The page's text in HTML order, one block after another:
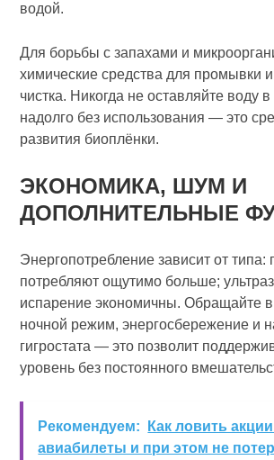
водой.
Для борьбы с запахами и
химические средства для промывки
чистка. Никогда не оставляйте воду
надолго без использования — это
развития биоплёнки.
ЭКОНОМИКА, ШУМ И
ДОПОЛНИТЕЛЬНЫЕ
Энергопотребление зависит от
потребляют ощутимо больше;
испарение экономичны. Обращайте
ночной режим, энергосбережение и
гигростата — это позволит
уровень без постоянного
Рекомендуем:
Как ловить
авиабилеты и при этом не